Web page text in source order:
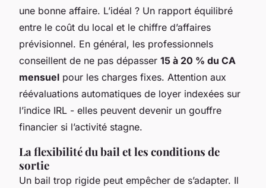
une bonne affaire. L’idéal ? Un rapport équilibré
entre le coût du local et le chiffre d’affaires
prévisionnel. En général, les professionnels
conseillent de ne pas dépasser 15 à 20 % du CA
mensuel pour les charges fixes. Attention aux
réévaluations automatiques de loyer indexées sur
l’indice IRL - elles peuvent devenir un gouffre
financier si l’activité stagne.
La flexibilité du bail et les conditions de
sortie
Un bail trop rigide peut empêcher de s’adapter. Il